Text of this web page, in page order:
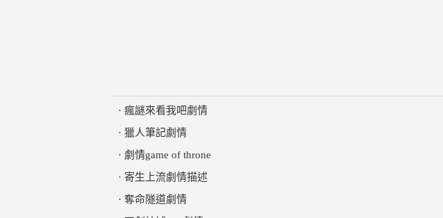
· 瘋謎來看我吧劇情
· 獵人筆記劇情
· 劇情game of throne
· 寄生上流劇情描述
· 奪命隧道劇情